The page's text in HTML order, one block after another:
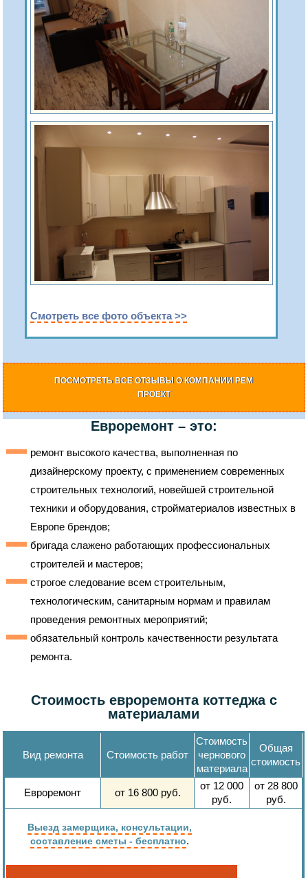
Смотреть все фото объекта >>
ПОСМОТРЕТЬ ВСЕ ОТЗЫВЫ О КОМПАНИИ РЕМ
ПРОЕКТ
Евроремонт – это:
ремонт высокого качества, выполненная по
дизайнерскому проекту, с применением современных
строительных технологий, новейшей строительной
техники и оборудования, стройматериалов известных в
Европе брендов;
бригада слажено работающих профессиональных
строителей и мастеров;
строгое следование всем строительным,
технологическим, санитарным нормам и правилам
проведения ремонтных мероприятий;
обязательный контроль качественности результата
ремонта.
Стоимость евроремонта коттеджа с
материалами
Вид ремонта Стоимость работ
Стоимость
чернового
материала
Общая
стоимость
Евроремонт от 16 800руб.
от 12 000
руб.
от 28 800
руб.
Выезд замерщика, консультации,
составление сметы - бесплатно.